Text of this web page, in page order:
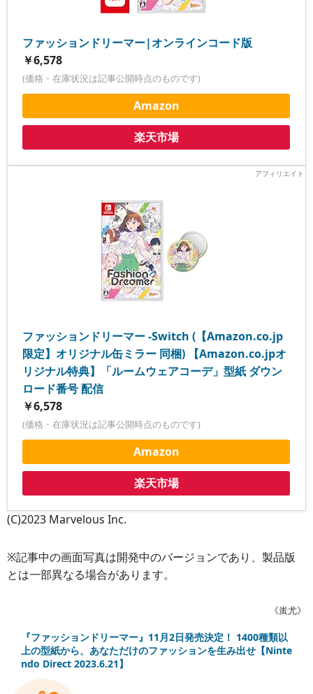
ファッションドリーマー|オンラインコード版
￥6,578
(価格・在庫状況は記事公開時点のものです)
Amazon
楽天市場
ファッションドリーマー -Switch (【Amazon.co.jp
限定】オリジナル缶ミラー 同梱) 【Amazon.co.jpオ
リジナル特典】「ルームウェアコーデ」型紙 ダウン
ロード番号 配信
￥6,578
(価格・在庫状況は記事公開時点のものです)
Amazon
楽天市場
(C)2023 Marvelous Inc.
※記事中の画面写真は開発中のバージョンであり、製品版
とは一部異なる場合があります。
《蚩尤》
『ファッションドリーマー』11月2日発売決定！ 1400種類以
上の型紙から、あなただけのファッションを生み出せ【Ninte
ndo Direct 2023.6.21】